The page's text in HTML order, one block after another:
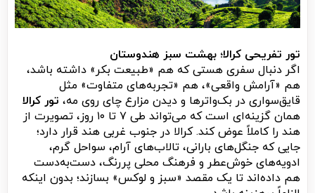
تور تفریحی کرالا؛ بهشت سبز هندوستان
اگر دنبال سفری هستی که هم «طبیعت بکر» داشته باشد،
هم «آرامش واقعی»، هم «تجربه‌های متفاوت» مثل
قایق‌سواری در بک‌واترها و دیدن مزارع چای روی مه، تور کرالا
همان گزینه‌ای است که می‌تواند طی ۷ تا ۱۰ روز، تصویرت از
هند را کاملاً عوض کند. کرالا در جنوب غربی هند قرار دارد؛
جایی که جنگل‌های بارانی، تالاب‌های آرام، سواحل گرم،
ادویه‌های خوش‌عطر و فرهنگ محلی پررنگ، دست‌به‌دست
هم داده‌اند تا یک مقصد «سبز و لوکس» بسازند؛ بدون اینکه